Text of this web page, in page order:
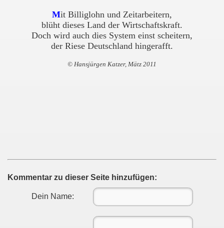
Mit Billiglohn und Zeitarbeitern,
blüht dieses Land der Wirtschaftskraft.
Doch wird auch dies System einst scheitern,
der Riese Deutschland hingerafft.
© Hansjürgen Katzer, Mätz 2011
Kommentar zu dieser Seite hinzufügen:
Dein Name: